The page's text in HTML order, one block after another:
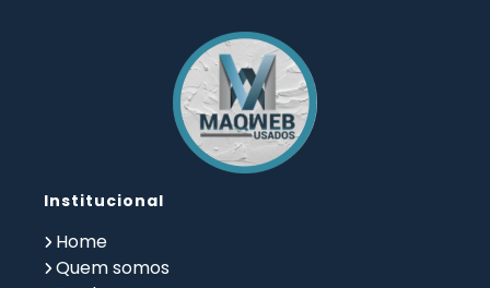
Compra e Venda de Máquinas Operatrizes
Dobradeira CNC Usada
Dobradeira de Chapa Hidráulica Usada
Dobradeira de Chapas
Dobradeira Hidráulica
Dobradeira Hidráulica Usada
Dobradeira Industrial
Empresa de Compra de Máquinas Industriais
Empresa de Maquinas e Equipamentos
Empresa de Venda de Máquinas Industriais
Institucional
Home
Quem somos